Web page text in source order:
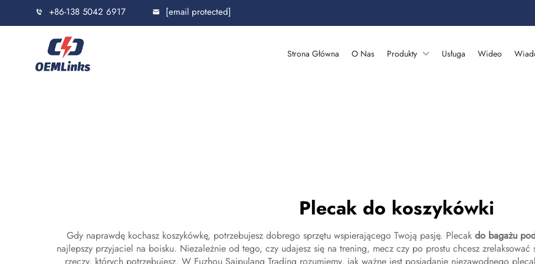
+86-138 5042 6917 [email protected]
Strona Główna O Nas Produkty Usługa Wideo
Plecak do koszykówki
Gdy naprawdę kochasz koszykówkę, potrzebujesz dobrego sprzętu wspierającego Twoją pasję. Plecak do bagażu
najlepszy przyjaciel na boisku. Niezależnie od tego, czy udajesz się na trening, mecz czy po prostu chcesz